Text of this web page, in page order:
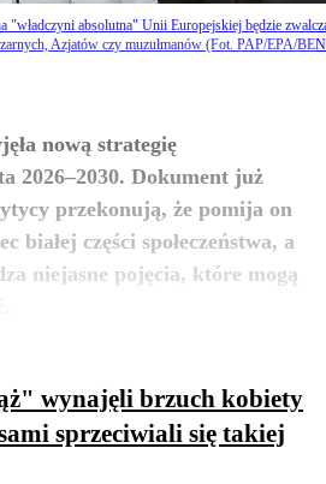
"władczyni absolutna" Unii Europejskiej będzie
Azjatów czy muzułmanów (Fot. PAP/EPA/
nową strategię
2026–2030. Dokument już
przekonują, że pomija on
białej części społeczeństwa, a
niejasne pojęcia, które mogą
zobacz więcej
wynajęli brzuch kobiety
sprzeciwiali się takiej